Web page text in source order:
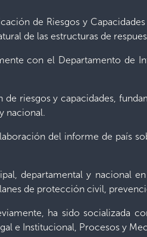
de Riesgos y
de las estructuras de
con el Departamento de
riesgos y capacidades,
nacional.
del informe de país
departamental y nacional
de protección civil,
ha sido socializada
e Institucional, Procesos y